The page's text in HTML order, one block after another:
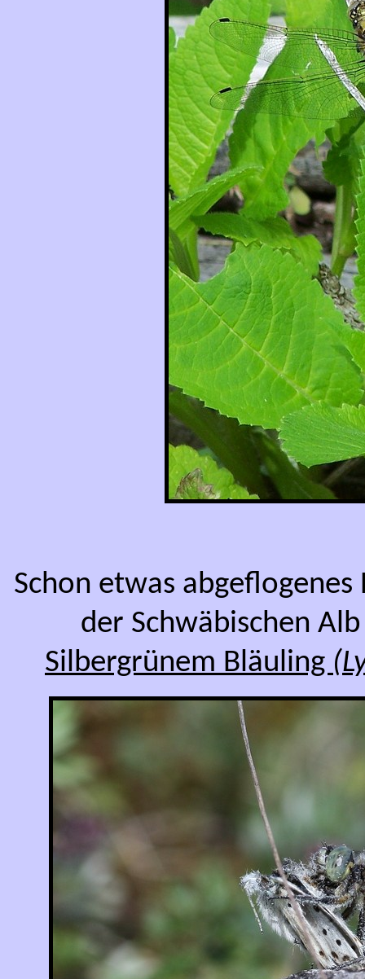
Schon etwas
der Schwäbischen
Silbergrünem Bläuling